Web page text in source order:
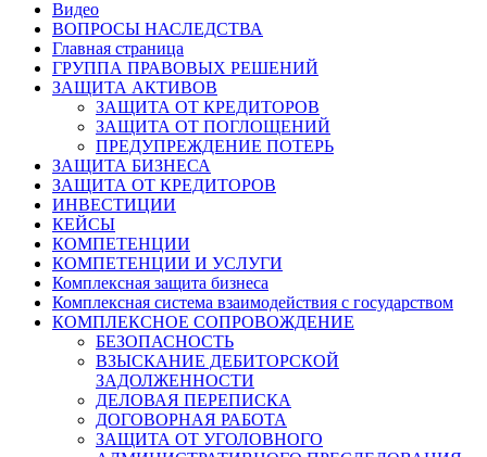
Видео
ВОПРОСЫ НАСЛЕДСТВА
Главная страница
ГРУППА ПРАВОВЫХ РЕШЕНИЙ
ЗАЩИТА АКТИВОВ
ЗАЩИТА ОТ КРЕДИТОРОВ
ЗАЩИТА ОТ ПОГЛОЩЕНИЙ
ПРЕДУПРЕЖДЕНИЕ ПОТЕРЬ
ЗАЩИТА БИЗНЕСА
ЗАЩИТА ОТ КРЕДИТОРОВ
ИНВЕСТИЦИИ
КЕЙСЫ
КОМПЕТЕНЦИИ
КОМПЕТЕНЦИИ И УСЛУГИ
Комплексная защита бизнеса
Комплексная система взаимодействия с государством
КОМПЛЕКСНОЕ СОПРОВОЖДЕНИЕ
БЕЗОПАСНОСТЬ
ВЗЫСКАНИЕ ДЕБИТОРСКОЙ
ЗАДОЛЖЕННОСТИ
ДЕЛОВАЯ ПЕРЕПИСКА
ДОГОВОРНАЯ РАБОТА
ЗАЩИТА ОТ УГОЛОВНОГО